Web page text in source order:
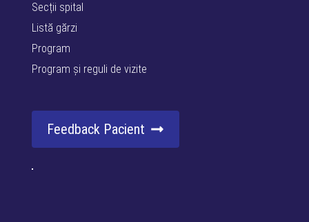
Secții spital
Listă gărzi
Program
Program și reguli de vizite
Feedback Pacient